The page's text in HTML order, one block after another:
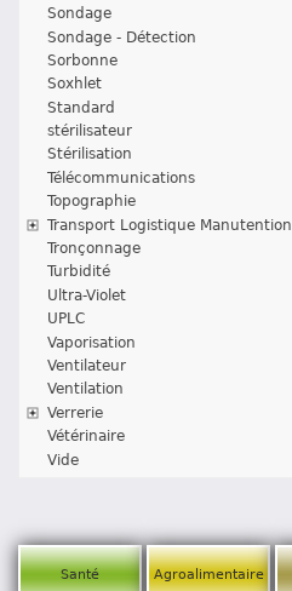
Sondage
Sondage - Détection
Sorbonne
Soxhlet
Standard
stérilisateur
Stérilisation
Télécommunications
Topographie
Transport Logistique Manutention
Tronçonnage
Turbidité
Ultra-Violet
UPLC
Vaporisation
Ventilateur
Ventilation
Verrerie
Vétérinaire
Vide
Santé Agroalimentaire